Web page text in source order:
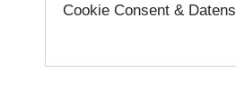
Cookie Consent &